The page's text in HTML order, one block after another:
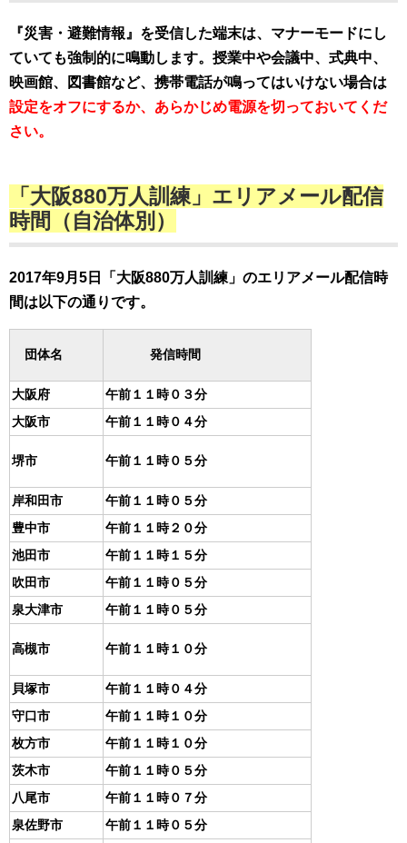
『災害・避難情報』を受信した端末は、マナーモードにし
ていても強制的に鳴動します。授業中や会議中、式典中、
映画館、図書館など、携帯電話が鳴ってはいけない場合は
設定をオフにするか、あらかじめ電源を切っておいてくだ
さい。
「大阪880万人訓練」エリアメール配信
時間（自治体別）
2017年9月5日「大阪880万人訓練」のエリアメール配信時
間は以下の通りです。
団体名 発信時間
大阪府
午前１１時０３分
大阪市
午前１１時０４分
堺市 午前１１時０５分
岸和田市
午前１１時０５分
豊中市
午前１１時２０分
池田市
午前１１時１５分
吹田市
午前１１時０５分
泉大津市
午前１１時０５分
高槻市 午前１１時１０分
貝塚市
午前１１時０４分
守口市
午前１１時１０分
枚方市
午前１１時１０分
茨木市
午前１１時０５分
八尾市
午前１１時０７分
泉佐野市
午前１１時０５分